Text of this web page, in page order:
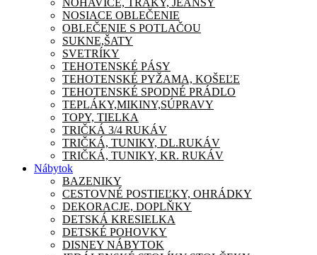
NOSIACE OBLEČENIE
OBLEČENIE S POTLAČOU
SUKNE,ŠATY
SVETRÍKY
TEHOTENSKÉ PÁSY
TEHOTENSKÉ PYŽAMA, KOŠEĽE
TEHOTENSKÉ SPODNÉ PRÁDLO
TEPLÁKY,MIKINY,SÚPRAVY
TOPY, TIELKA
TRIČKÁ 3/4 RUKÁV
TRIČKÁ, TUNIKY, DL.RUKÁV
TRIČKÁ, TUNIKY, KR. RUKÁV
Nábytok
BAZENIKY
CESTOVNÉ POSTIEĽKY, OHRÁDKY
DEKORACJE, DOPLŇKY
DETSKÁ KRESIELKA
DETSKÉ POHOVKY
DISNEY NÁBYTOK